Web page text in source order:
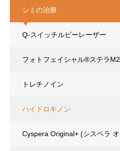
シミの治療
Q-スイッチルビーレーザー
フォトフェイシャル®ステラ
トレチノイン
ハイドロキノン
Cyspera Original+ (シスペラ